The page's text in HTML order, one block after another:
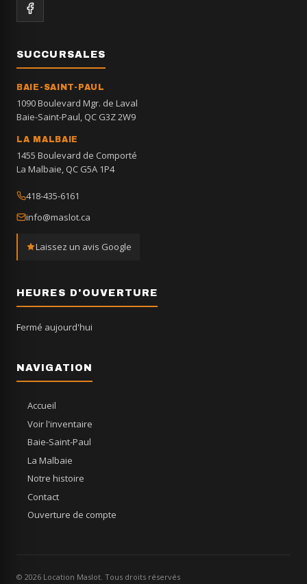
SUCCURSALES
BAIE-SAINT-PAUL
1090 Boulevard Mgr. de Laval
Baie-Saint-Paul, QC G3Z 2W9
LA MALBAIE
1455 Boulevard de Comporté
La Malbaie, QC G5A 1P4
418-435-6161
info@maslot.ca
Laissez un avis Google
HEURES D'OUVERTURE
Fermé aujourd'hui
NAVIGATION
Accueil
Voir l'inventaire
Baie-Saint-Paul
La Malbaie
Notre histoire
Contact
Ouverture de compte
© 2026 Location Maslot. Tous droits réservés